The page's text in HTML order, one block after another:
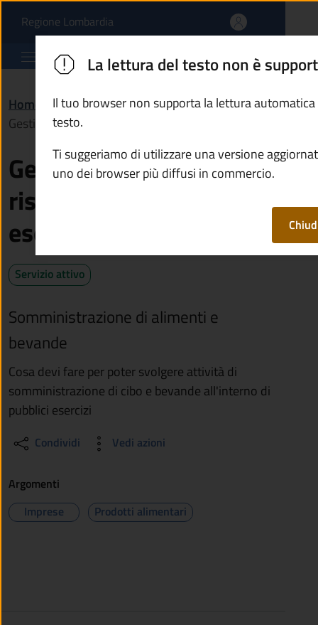
Gestire un bar,
Regione Lombardia(apre in un'altra scheda).
Comune di Ono San Pietro
Home / Servizi / Imprese e commercio /
Gestire un bar, ristorante o altro esercizio pubblico
Gestire un bar,
ristorante o altro
esercizio pubblico
Servizio attivo
Somministrazione di alimenti e
bevande
Cosa devi fare per poter svolgere attività di
somministrazione di cibo e bevande all'interno di
pubblici esercizi
Condividi Vedi azioni
La lettura del testo non è
Il tuo browser non supporta la lettura
testo.
Ti suggeriamo di utilizzare una versione
uno dei browser più diffusi in commercio.
Argomenti
Imprese
Prodotti alimentari